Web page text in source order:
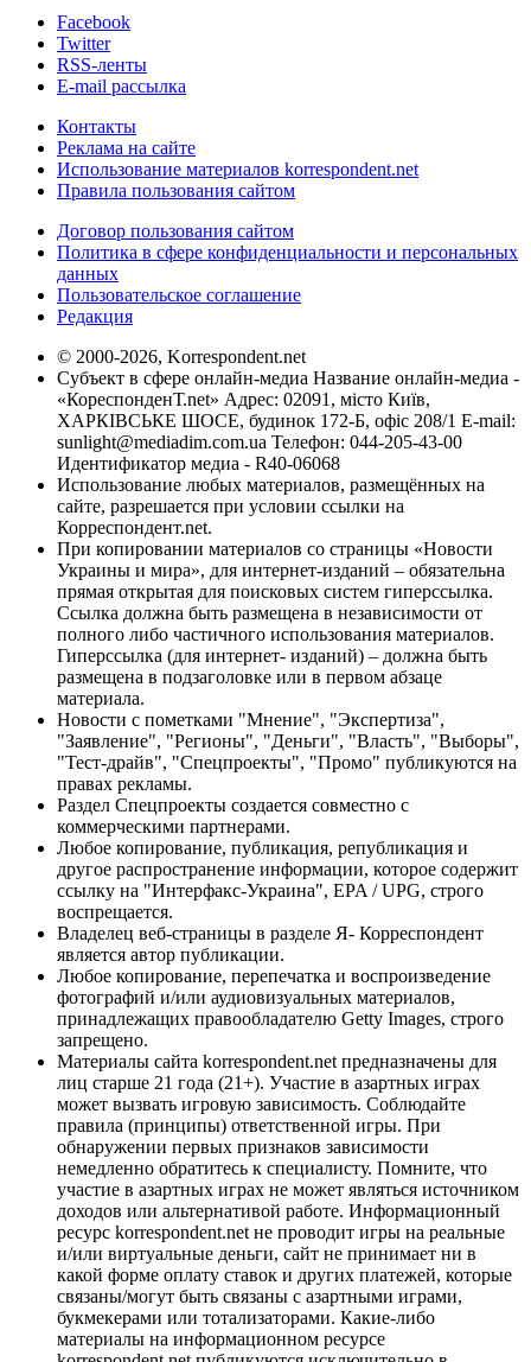
Facebook
Twitter
RSS-ленты
E-mail рассылка
Контакты
Реклама на сайте
Использование материалов korrespondent.net
Правила пользования сайтом
Договор пользования сайтом
Политика в сфере конфиденциальности и персональных
данных
Пользовательское соглашение
Редакция
© 2000-2026, Korrespondent.net
Субъект в сфере онлайн-медиа Название онлайн-медиа -
«КореспонденТ.net» Адрес: 02091, місто Київ,
ХАРКІВСЬКЕ ШОСЕ, будинок 172-Б, офіс 208/1 E-mail:
sunlight@mediadim.com.ua Телефон: 044-205-43-00
Идентификатор медиа - R40-06068
Использование любых материалов, размещённых на
сайте, разрешается при условии ссылки на
Корреспондент.net.
При копировании материалов со страницы «Новости
Украины и мира», для интернет-изданий – обязательна
прямая открытая для поисковых систем гиперссылка.
Ссылка должна быть размещена в независимости от
полного либо частичного использования материалов.
Гиперссылка (для интернет- изданий) – должна быть
размещена в подзаголовке или в первом абзаце
материала.
Новости с пометками "Мнение", "Экспертиза",
"Заявление", "Регионы", "Деньги", "Власть", "Выборы",
"Тест-драйв", "Спецпроекты", "Промо" публикуются на
правах рекламы.
Раздел Спецпроекты создается совместно с
коммерческими партнерами.
Любое копирование, публикация, републикация и
другое распространение информации, которое содержит
ссылку на "Интерфакс-Украина", EPA / UPG, строго
воспрещается.
Владелец веб-страницы в разделе Я- Корреспондент
является автор публикации.
Любое копирование, перепечатка и воспроизведение
фотографий и/или аудиовизуальных материалов,
принадлежащих правообладателю Getty Images, строго
запрещено.
Материалы сайта korrespondent.net предназначены для
лиц старше 21 года (21+). Участие в азартных играх
может вызвать игровую зависимость. Соблюдайте
правила (принципы) ответственной игры. При
обнаружении первых признаков зависимости
немедленно обратитесь к специалисту. Помните, что
участие в азартных играх не может являться источником
доходов или альтернативой работе. Информационный
ресурс korrespondent.net не проводит игры на реальные
и/или виртуальные деньги, сайт не принимает ни в
какой форме оплату ставок и других платежей, которые
связаны/могут быть связаны с азартными играми,
букмекерами или тотализаторами. Какие-либо
материалы на информационном ресурсе